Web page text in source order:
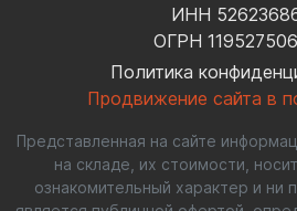
ИНН
ОГРН
Политика
Продвижение сайта в
Представленная на сайте
на складе, их стоимости,
ознакомительный характер и ни